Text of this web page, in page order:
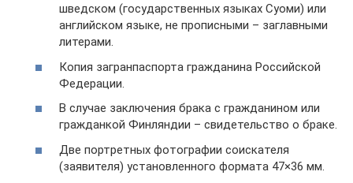
шведском (государственных языках Суоми) или
английском языке, не прописными – заглавными
литерами.
Копия загранпаспорта гражданина Российской
Федерации.
В случае заключения брака с гражданином или
гражданкой Финляндии – свидетельство о браке.
Две портретных фотографии соискателя
(заявителя) установленного формата 47×36 мм.